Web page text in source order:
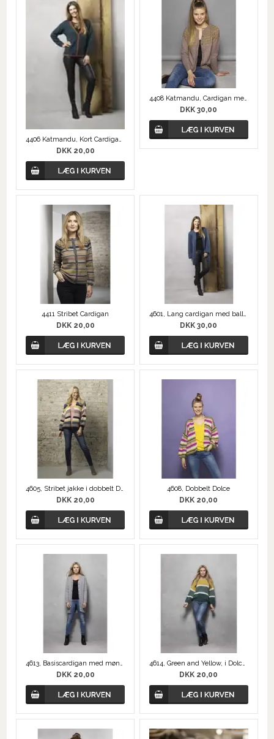
4406 Katmandu, Kort Cardigan med Kontrastkanter
DKK 20,00
4408 Katmandu, Cardigan med Rundt Bærestykke
DKK 30,00
4411 Stribet Cardigan
DKK 20,00
4601, Lang cardigan med ballonærmer i Dolce Mohair
DKK 30,00
4605, Stribet jakke i dobbelt Dolce Mohair
DKK 20,00
4608, Dobbelt Dolce
DKK 20,00
DKK 20,00 DKK 20,00